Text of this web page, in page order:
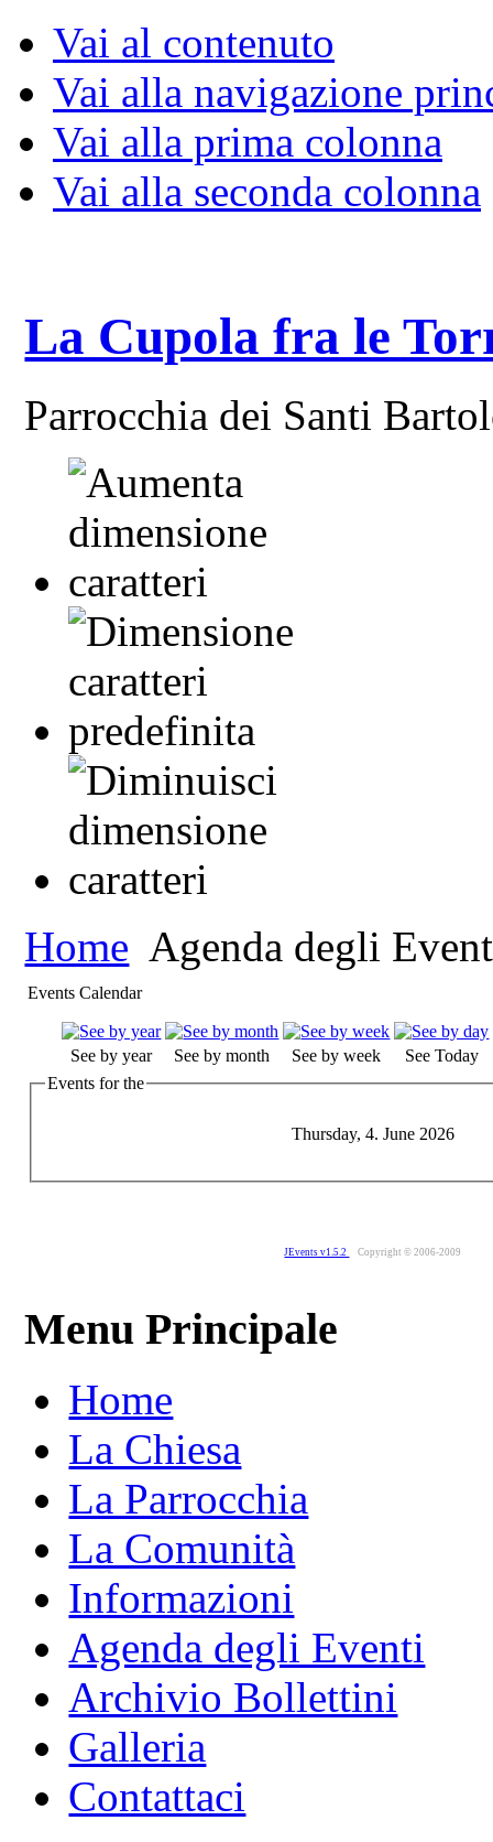
Vai al contenuto
Vai alla navigazione
Vai alla prima colonna
Vai alla seconda colonna
La Cupola fra le
Parrocchia dei Santi
Home Agenda degli
Events Calendar
See by year See by month See by week
See Today
Events for the
Thursday, 4. June 2026
JEvents v1.5.2 Copyright © 2006-2009
Menu Principale
Home
La Chiesa
La Parrocchia
La Comunità
Informazioni
Agenda degli Eventi
Archivio Bollettini
Galleria
Contattaci